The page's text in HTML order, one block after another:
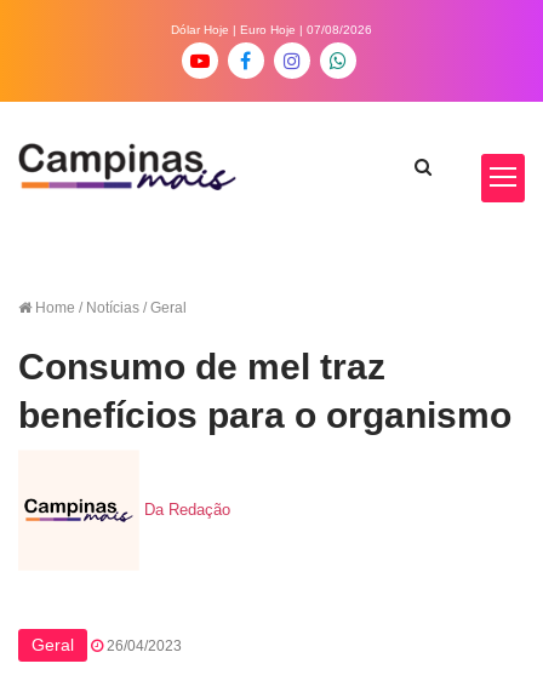
Dólar Hoje | Euro Hoje | 07/08/2026
Home / Notícias / Geral
Consumo de mel traz
benefícios para o organismo
Da Redação
Geral 26/04/2023